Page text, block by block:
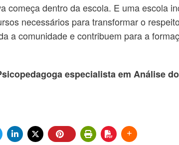
começa dentro da escola. E uma escola
necessários para transformar o
a comunidade e contribuem para a
especialista em Análise